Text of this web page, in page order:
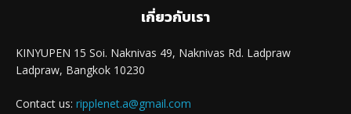
เกี่ยวกับเรา
KINYUPEN 15 Soi. Naknivas 49, Naknivas Rd. Ladpraw
Ladpraw, Bangkok 10230
Contact us: ripplenet.a@gmail.com